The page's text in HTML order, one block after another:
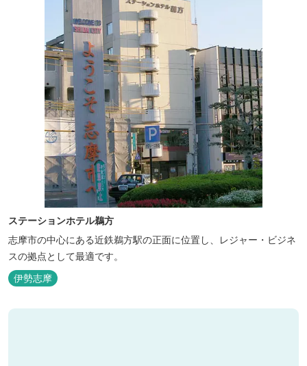
ステーションホテル鵜方
志摩市の中心にある近鉄鵜方駅の正面に位置し、レジャー・ビジネ
スの拠点として最適です。
伊勢志摩